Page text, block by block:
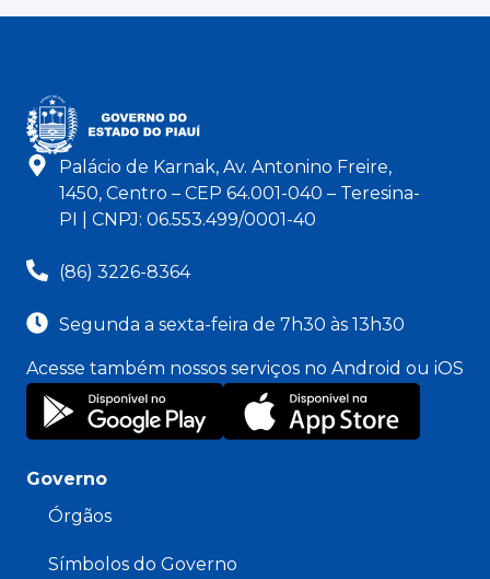
Palácio de Karnak, Av. Antonino Freire,
1450, Centro – CEP 64.001-040 – Teresina-
PI | CNPJ: 06.553.499/0001-40
(86) 3226-8364
Segunda a sexta-feira de 7h30 às 13h30
Acesse também nossos serviços no Android ou iOS
Governo
Órgãos
Símbolos do Governo